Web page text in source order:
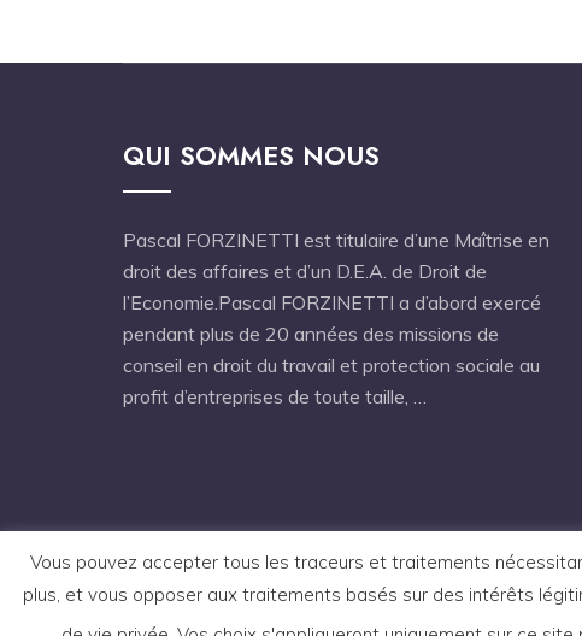
QUI SOMMES NOUS
Pascal FORZINETTI est titulaire d’une Maîtrise en
droit des affaires et d’un D.E.A. de Droit de
l’Economie.Pascal FORZINETTI a d’abord exercé
pendant plus de 20 années des missions de
conseil en droit du travail et protection sociale au
profit d’entreprises de toute taille, …
Vous pouvez accepter tous les traceurs et traitements
plus, et vous opposer aux traitements basés sur des intérêts